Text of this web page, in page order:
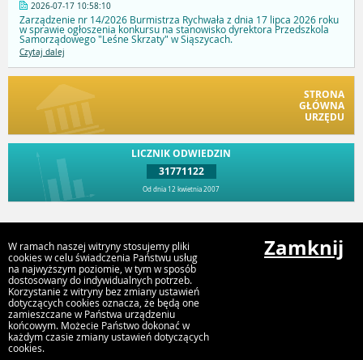
2026-07-17 10:58:10
Zarządzenie nr 14/2026 Burmistrza Rychwała z dnia 17 lipca 2026 roku
w sprawie ogłoszenia konkursu na stanowisko dyrektora Przedszkola
Samorządowego "Leśne Skrzaty" w Siąszycach.
Czytaj dalej
STRONA
GŁÓWNA
URZĘDU
LICZNIK ODWIEDZIN
31771122
Od dnia 12 kwietnia 2007
Urząd Gminy i Miasta Rychwał
Plac Wolności 16, 62-570 Rychwał
W ramach naszej witryny stosujemy pliki
cookies w celu świadczenia Państwu usług
na najwyższym poziomie, w tym w sposób
dostosowany do indywidualnych potrzeb.
Korzystanie z witryny bez zmiany ustawień
dotyczących cookies oznacza, że będą one
zamieszczane w Państwa urządzeniu
końcowym. Możecie Państwo dokonać w
każdym czasie zmiany ustawień dotyczących
cookies.
Zamknij